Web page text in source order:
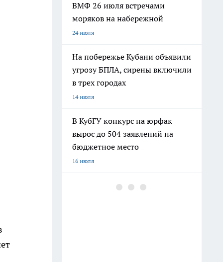
ВМФ 26 июля встречами
моряков на набережной
24 июля
На побережье Кубани объявили
угрозу БПЛА, сирены включили
в трех городах
14 июля
В КубГУ конкурс на юрфак
вырос до 504 заявлений на
бюджетное место
16 июля
В Краснодарском крае массово